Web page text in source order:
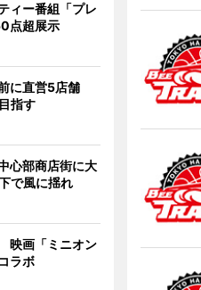
ィー番組「プレ
点超展示
に直営5店舗
指す
心部商店街に大
で風に揺れ
映画「ミニオン
ラボ